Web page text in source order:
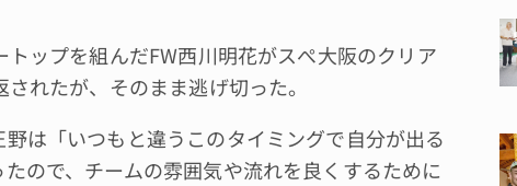
ップを組んだFW西川明花がスぺ大阪のクリア
れたが、そのまま逃げ切った。
は「いつもと違うこのタイミングで自分が出る
ので、チームの雰囲気や流れを良くするために